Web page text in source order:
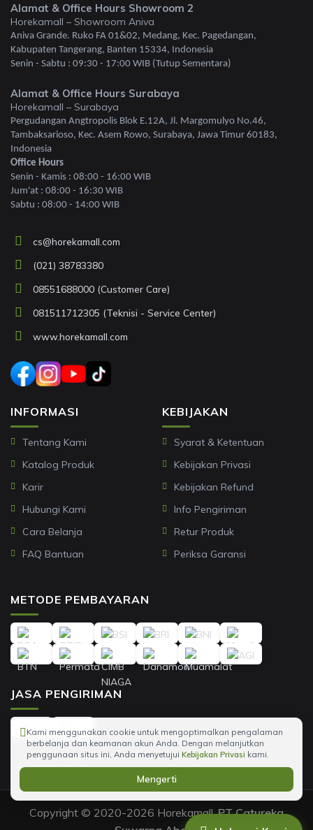
Alamat & Office Hours Showroom 2
Horekamall – Showroom Aniva
Aniva Grande. Ruko FA 01&02, Medang, Kec. Pagedangan,
Kabupaten Tangerang, Banten 15334, Indonesia
Senin - Sabtu : 09:30 - 17:00 WIB (Tutup Sementara)
Alamat & Office Hours Surabaya
Horekamall – Surabaya
Pergudangan Angtropolis Blok E.12A, Jl. Margomulyo No.46,
Tambaksarioso, Kec. Asem Rowo, Surabaya, Jawa Timur 60183,
Indonesia
Office Hours
Senin - Kamis : 08:00 - 16:00 WIB
Jum'at : 08:00 - 16:30 WIB
Sabtu : 08:00 - 14:00 WIB
INFORMASI
Tentang Kami
Katalog Produk
Karir
Hubungi Kami
Cara Belanja
FAQ Bantuan
KEBIJAKAN
Syarat & Ketentuan
Kebijakan Privasi
Kebijakan Refund
Info Pengiriman
Retur Produk
Periksa Garansi
cs@horekamall.com
(021) 38783380
08551688000 (Customer Care)
081511712305 (Teknisi - Service Center)
www.horekamall.com
METODE PEMBAYARAN
JASA PENGIRIMAN
Copyright © 2020-2026 Horekamall,PT Catureka
Kami menggunakan cookie untuk mengoptimalkan pengalaman
berbelanja dan keamanan akun Anda. Dengan melanjutkan
penggunaan situs ini, Anda menyetujui Kebijakan Privasi kami.
Mengerti